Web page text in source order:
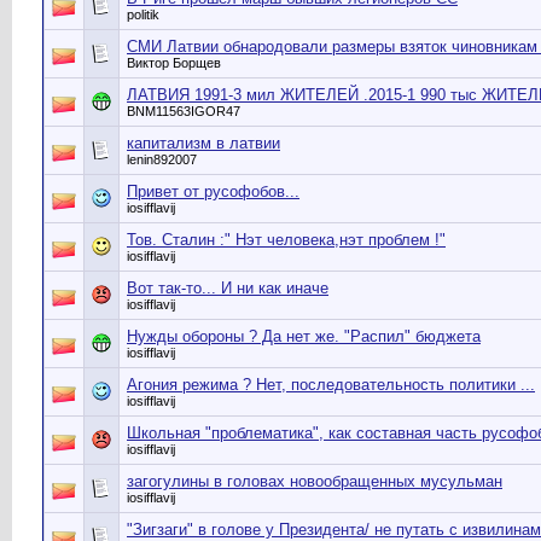
politik
СМИ Латвии обнародовали размеры взяток
Виктор Борщев
ЛАТВИЯ 1991-3 мил ЖИТЕЛЕЙ .2015-1 990 тыс
BNM11563IGOR47
капитализм в латвии
lenin892007
Привет от русофобов...
iosifflavij
Тов. Сталин :" Нэт человека,нэт проблем !"
iosifflavij
Вот так-то... И ни как иначе
iosifflavij
Нужды обороны ? Да нет же. "Распил" бюджета
iosifflavij
Агония режима ? Нет, последовательность политики ...
iosifflavij
Школьная "проблематика", как составная часть
iosifflavij
загогулины в головах новообращенных мусульман
iosifflavij
"Зигзаги" в голове у Президента/ не путать с